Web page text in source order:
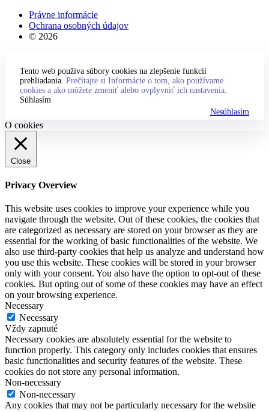
Právne informácie
Ochrana osobných údajov
© 2026
Tento web používa súbory cookies na zlepšenie funkcií
prehliadania. Prečítajte si Informácie o tom, ako používame
cookies a ako môžete zmeniť alebo ovplyvniť ich nastavenia.
Súhlasím
Nesúhlasím
O cookies
Close
Privacy Overview
This website uses cookies to improve your experience while you
navigate through the website. Out of these cookies, the cookies that
are categorized as necessary are stored on your browser as they are
essential for the working of basic functionalities of the website. We
also use third-party cookies that help us analyze and understand how
you use this website. These cookies will be stored in your browser
only with your consent. You also have the option to opt-out of these
cookies. But opting out of some of these cookies may have an effect
on your browsing experience.
Necessary
Necessary
Vždy zapnuté
Necessary cookies are absolutely essential for the website to
function properly. This category only includes cookies that ensures
basic functionalities and security features of the website. These
cookies do not store any personal information.
Non-necessary
Non-necessary
Any cookies that may not be particularly necessary for the website